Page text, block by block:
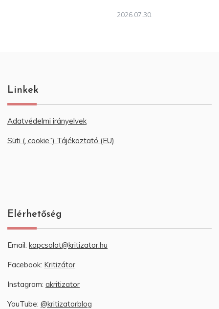
2026.07.30.
Linkek
Adatvédelmi irányelvek
Süti („cookie”) Tájékoztató (EU)
Elérhetőség
Email: kapcsolat@kritizator.hu
Facebook: Kritizátor
Instagram: akritizator
YouTube: @kritizatorblog